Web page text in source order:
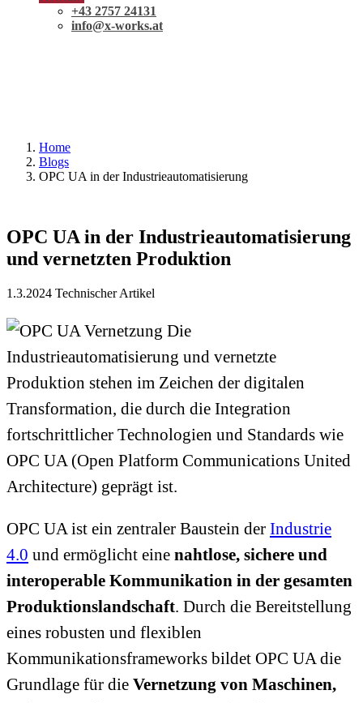
+43 2757 24131
info@x-works.at
Home
Blogs
OPC UA in der Industrieautomatisierung
OPC UA in der Industrieautomatisierung
und vernetzten Produktion
1.3.2024 Technischer Artikel
Die
Industrieautomatisierung und vernetzte
Produktion stehen im Zeichen der digitalen
Transformation, die durch die Integration
fortschrittlicher Technologien und Standards wie
OPC UA (Open Platform Communications United
Architecture) geprägt ist.
OPC UA ist ein zentraler Baustein der Industrie
4.0 und ermöglicht eine nahtlose, sichere und
interoperable Kommunikation in der gesamten
Produktionslandschaft. Durch die Bereitstellung
eines robusten und flexiblen
Kommunikationsframeworks bildet OPC UA die
Grundlage für die Vernetzung von Maschinen,